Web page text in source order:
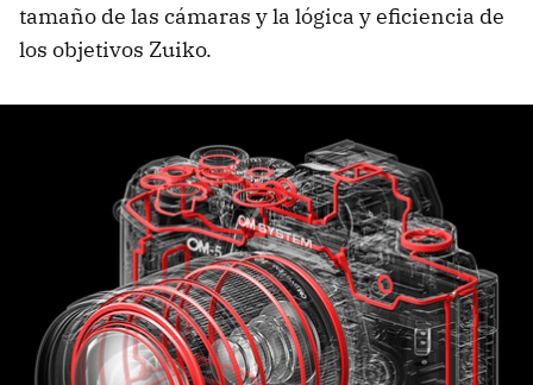
tamaño de las cámaras y la lógica y eficiencia de
los objetivos Zuiko.